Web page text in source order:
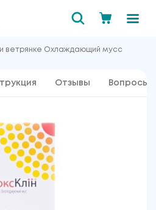
ветрянке Охлаждающий мусс
Отзывы Вопросы